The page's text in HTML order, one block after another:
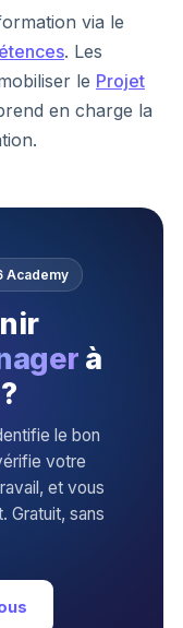
via le
. Les
le Projet
en charge la
Academy
à
le bon
votre
et vous
Gratuit, sans